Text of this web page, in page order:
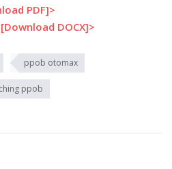
PDF]>
DOCX]>
ppob otomax
ppob